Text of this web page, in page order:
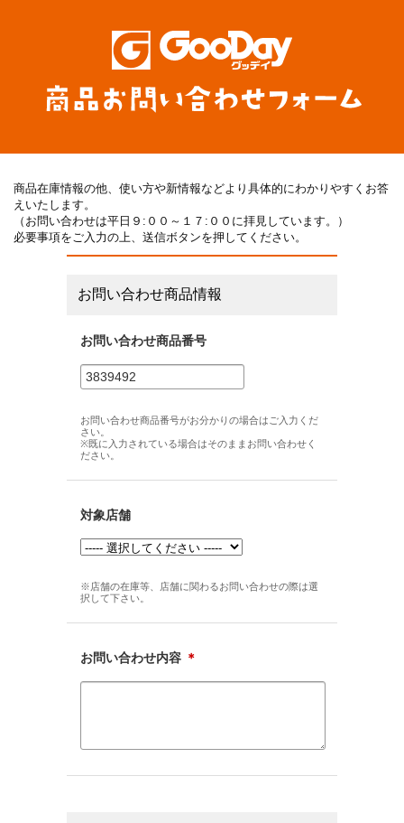
商品在庫情報の他、使い方や新情報などより具体的にわかりやすくお答
えいたします。
（お問い合わせは平日９:００～１７:００に拝見しています。）
必要事項をご入力の上、送信ボタンを押してください。
お問い合わせ商品情報
お問い合わせ商品番号
お問い合わせ商品番号がお分かりの場合はご入力くだ
さい。
※既に入力されている場合はそのままお問い合わせく
ださい。
対象店舗
※店舗の在庫等、店舗に関わるお問い合わせの際は選
択して下さい。
お問い合わせ内容 ＊